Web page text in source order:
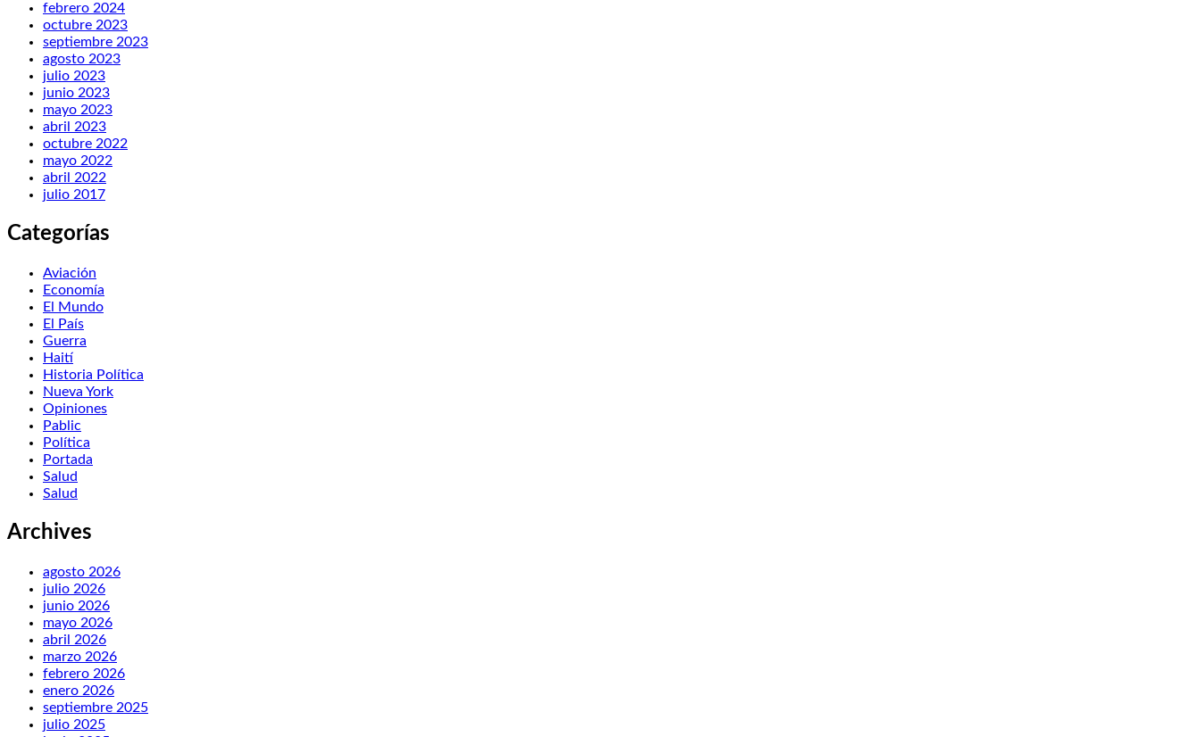
febrero 2024
octubre 2023
septiembre 2023
agosto 2023
julio 2023
junio 2023
mayo 2023
abril 2023
octubre 2022
mayo 2022
abril 2022
julio 2017
Categorías
Aviación
Economía
El Mundo
El País
Guerra
Haití
Historia Política
Nueva York
Opiniones
Pablic
Política
Portada
Salud
Salud
Archives
agosto 2026
julio 2026
junio 2026
mayo 2026
abril 2026
marzo 2026
febrero 2026
enero 2026
septiembre 2025
julio 2025